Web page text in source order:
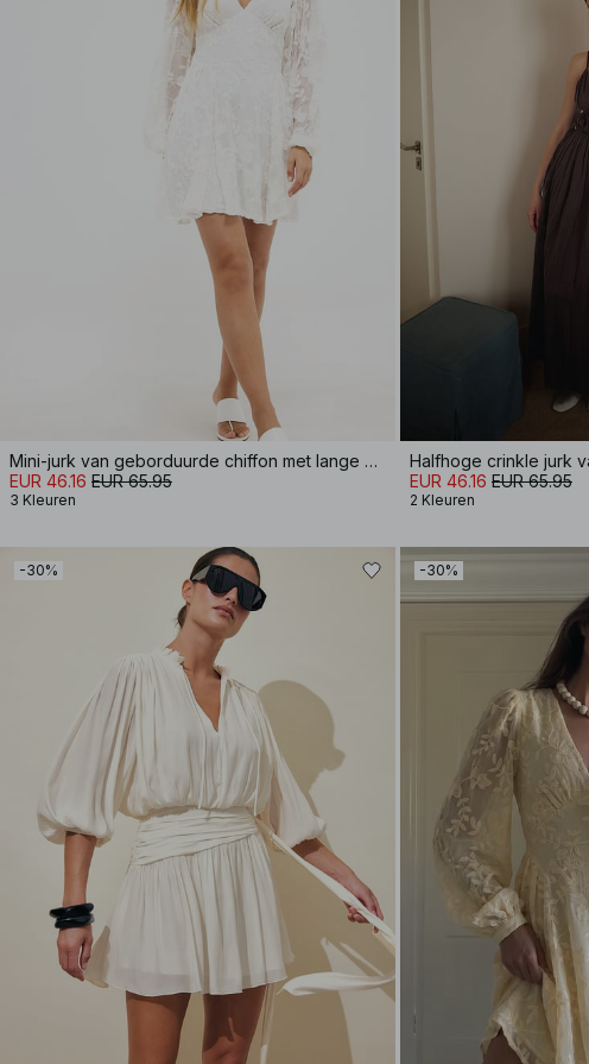
Mini-jurk van geborduurde chiffon met lange mouwen
EUR 46.16 EUR 65.95
3 Kleuren
EUR 46.16 EUR 65.95
2 Kleuren
-30% -30%